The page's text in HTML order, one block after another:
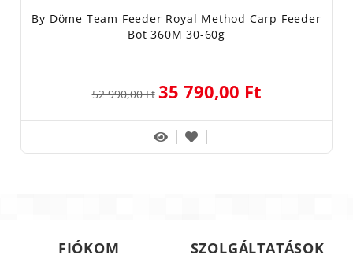
By Döme Team Feeder Royal Method Carp Feeder
Bot 360M 30-60g
52 990,00 Ft 35 790,00 Ft
FIÓKOM SZOLGÁLTATÁSOK